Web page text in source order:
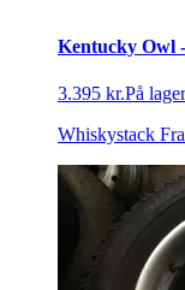
Kentucky Owl
3.395 kr.På lager
Whiskystack